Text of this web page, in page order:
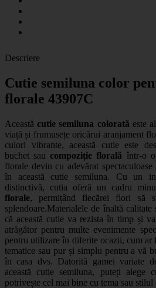
Descriere
Cutie semiluna color
florale 43907C
Această cutie semiluna colorată este
viață și frumusețe oricărui aranjament
culori vibrante, această cutie este
buchet sau compoziție florală într-o
florale devin cu adevărat
în această cutie semiluna. Cu un
distinctivă, cutia oferă un cadru
florale, permițând fiecărei flori să
splendoare.Materialele de înaltă
că această cutie va rezista în timp și
atrăgător pentru multe evenimente
pentru utilizare în diferite ocazii, cum ar
tematice sau pur și simplu pentru a vă
în casa dvs. Datorită gamei variate
această cutie semiluna, puteți alege
potrivește cel mai bine cu tema sau